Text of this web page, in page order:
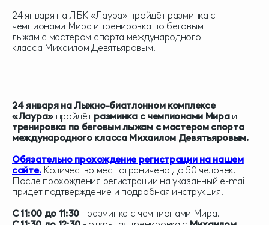
24 января на ЛБК «Лаура» пройдёт разминка с
чемпионами Мира и тренировка по беговым
лыжам с мастером спорта международного
класса Михаилом Девятьяровым.
24 января на Лыжно-биатлонном комплексе
«Лаура»пройдёт разминка с чемпионами Мираи
тренировка по беговым лыжам с мастером спорта
международного класса Михаилом Девятьяровым.
Обязательно прохождение регистрации на нашем
сайте. Количество мест ограничено до 50 человек.
После прохождения регистрации на указанный e-mail
придет подтверждение и подробная инструкция.
С 11:00 до 11:30 - разминка с чемпионами Мира.